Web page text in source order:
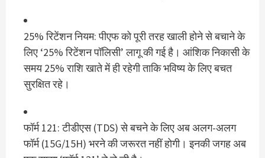
25% रिटेंशन नियम: पीएफ को पूरी तरह खाली होने से बचाने के
लिए ‘25% रिटेंशन पॉलिसी’ लागू की गई है। आंशिक निकासी के
समय 25% राशि खाते में ही रहेगी ताकि भविष्य के लिए बचत
सुरक्षित रहे।
फॉर्म 121:टीडीएस (TDS) से बचने के लिए अब अलग-अलग
फॉर्म (15G/15H) भरने की जरूरत नहीं होगी। इनकी जगह अब